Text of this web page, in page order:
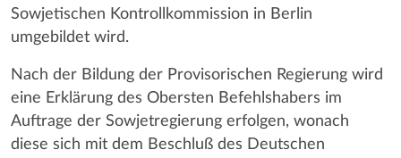
Sowjetischen Kontrollkommission in Berlin
umgebildet wird.
Nach der Bildung der Provisorischen Regierung wird
eine Erklärung des Obersten Befehlshabers im
Auftrage der Sowjetregierung erfolgen, wonach
diese sich mit dem Beschluß des Deutschen